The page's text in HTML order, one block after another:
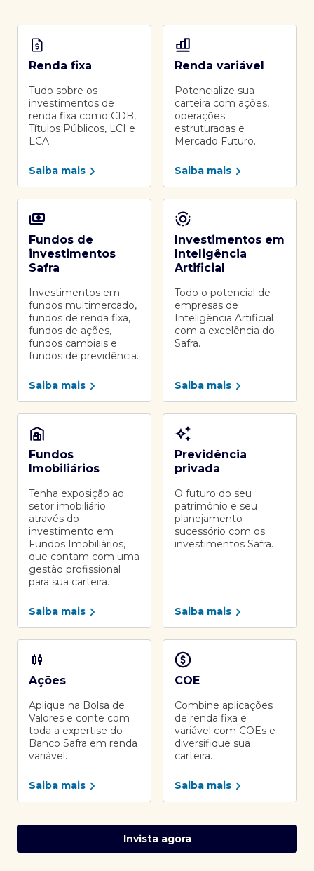
Renda fixa
Tudo sobre os
investimentos de
renda fixa como CDB,
Títulos Públicos, LCI e
LCA.
Saiba mais
Renda variável
Potencialize sua
carteira com ações,
operações
estruturadas e
Mercado Futuro.
Saiba mais
Fundos de
investimentos
Safra
Investimentos em
fundos multimercado,
fundos de renda fixa,
fundos de ações,
fundos cambiais e
fundos de previdência.
Saiba mais
Investimentos em
Inteligência
Artificial
Todo o potencial de
empresas de
Inteligência Artificial
com a excelência do
Safra.
Saiba mais
Fundos
Imobiliários
Tenha exposição ao
setor imobiliário
através do
investimento em
Fundos Imobiliários,
que contam com uma
gestão profissional
para sua carteira.
Saiba mais
Previdência
privada
O futuro do seu
patrimônio e seu
planejamento
sucessório com os
investimentos Safra.
Saiba mais
Ações
Aplique na Bolsa de
Valores e conte com
toda a expertise do
Banco Safra em renda
variável.
Saiba mais
COE
Combine aplicações
de renda fixa e
variável com COEs e
diversifique sua
carteira.
Saiba mais
Invista agora